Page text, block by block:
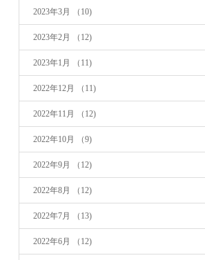
2023年3月 （10)
2023年2月 （12)
2023年1月 （11)
2022年12月 （11)
2022年11月 （12)
2022年10月 （9)
2022年9月 （12)
2022年8月 （12)
2022年7月 （13)
2022年6月 （12)